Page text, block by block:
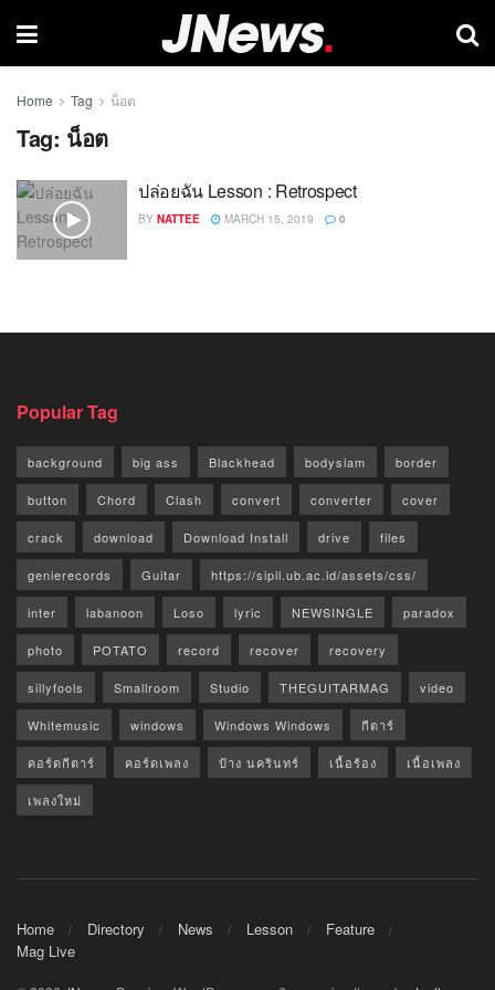
Home Tag น็อต
Tag: น็อต
ปล่อยฉัน Lesson : Retrospect
BY NATTEE MARCH 15, 2019 0
Popular Tag
background big ass Blackhead bodyslam border
button Chord Clash convert converter cover
crack download Download Install drive files
genierecords Guitar https://sipil.ub.ac.id/assets/css/
inter labanoon Loso lyric NEWSINGLE paradox
photo POTATO record recover recovery
sillyfools Smallroom Studio THEGUITARMAG video
Whitemusic windows Windows Windows กีตาร์
คอร์ดกีตาร์ คอร์ดเพลง ป้าง นครินทร์ เนื้อร้อง เนื้อเพลง
เพลงใหม่
Home Directory News Lesson
Feature
Mag Live